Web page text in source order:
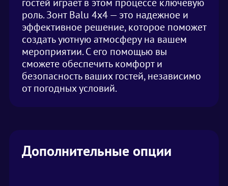
роль. Зонт Balu 4х4 — это надежное и
эффективное решение, которое поможет
создать уютную атмосферу на вашем
мероприятии. С его помощью вы
сможете обеспечить комфорт и
безопасность ваших гостей, независимо
от погодных условий.
Дополнительные опции